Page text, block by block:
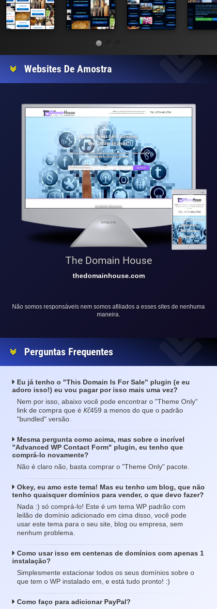
Websites De Amostra
The Domain House
thedomainhouse.com
Não somos responsáveis nem somos afiliados a esses sites de nenhuma
maneira.
Perguntas Frequentes
Eu já tenho o "This Domain Is For Sale" plugin (e eu
adoro isso!) eu vou pagar por isso mais uma vez?
Nem por isso, abaixo você pode encontrar o "Theme Only"
link de compra que é Kč459 a menos do que o padrão
"bundled" versão.
Mesma pergunta como acima, mas sobre o incrível
"Advanced WP Contact Form" plugin, eu tenho que
comprá-lo novamente?
Não é claro não, basta comprar o "Theme Only" pacote.
Okey, eu amo este tema! Mas eu tenho um blog, que não
tenho quaisquer domínios para vender, o que devo fazer?
Nada :) só comprá-lo! Este é um tema WP padrão com
leilão de domínio adicionado em cima disso, você pode
usar este tema para o seu site, blog ou empresa, sem
nenhum problema.
Como usar isso em centenas de domínios com apenas 1
instalação?
Simplesmente estacionar todos os seus domínios sobre o
que tem o WP instalado em, e está tudo pronto! :)
Como faço para adicionar PayPal?